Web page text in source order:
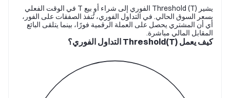
يشير Threshold (T) الفوري إلى شراء أو بيع T في الوقت الفعلي
بسعر السوق الحالي. في التداول الفوري، تُنفذ الصفقات على الفور،
أي أن المشتري يحصل على العملة الرقمية فورًا، بينما يتلقى البائع
المقابل المالي مباشرة.
كيف يعمل Threshold(T) التداول الفوري؟